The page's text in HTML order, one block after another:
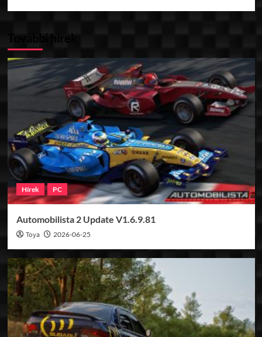
További hírek
Hírek PC
Automobilista 2 Update V1.6.9.81
Toya 2026-06-25